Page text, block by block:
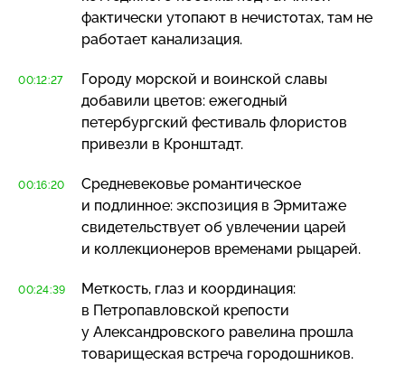
фактически утопают в нечистотах, там не
работает канализация.
00:12:27
Городу морской и воинской славы
добавили цветов: ежегодный
петербургский фестиваль флористов
привезли в Кронштадт.
00:16:20
Средневековье романтическое
и подлинное: экспозиция в Эрмитаже
свидетельствует об увлечении царей
и коллекционеров временами рыцарей.
00:24:39
Меткость, глаз и координация:
в Петропавловской крепости
у Александровского равелина прошла
товарищеская встреча городошников.